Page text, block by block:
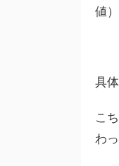
値
具
こ
わ